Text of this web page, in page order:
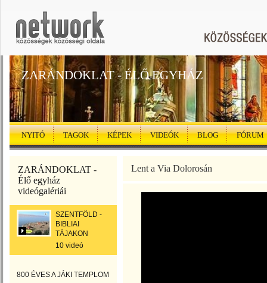
ZARÁNDOKLAT - ÉLŐ EGYHÁZ
NYITÓ TAGOK KÉPEK VIDEÓK BLOG FÓRUM
ZARÁNDOKLAT -
Élő egyház
videógalériái
SZENTFÖLD -
BIBLIAI
TÁJAKON
10 videó
800 ÉVES A JÁKI TEMPLOM
Lent a Via Dolorosán